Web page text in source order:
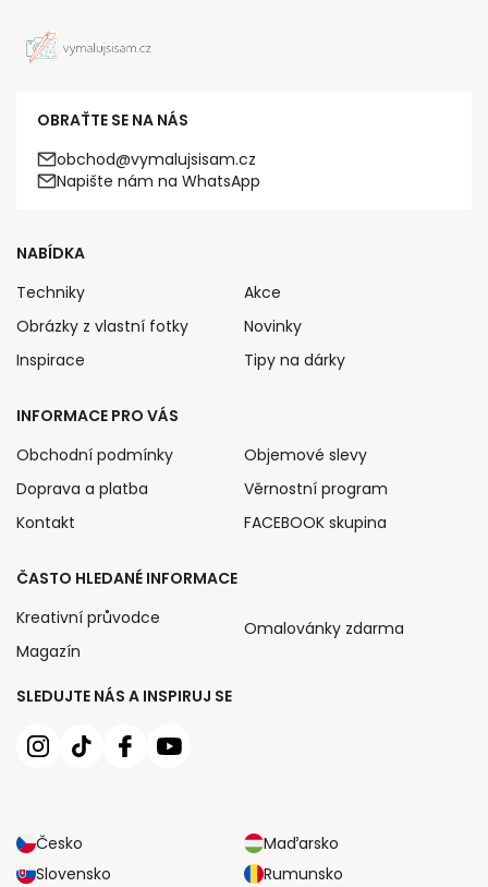
OBRAŤTE SE NA NÁS
obchod@vymalujsisam.cz
Napište nám na WhatsApp
SLEDUJTE NÁS A INSPIRUJ SE
Česko
Maďarsko
Slovensko
Rumunsko
NABÍDKA
Techniky
Obrázky z vlastní fotky
Inspirace
Akce
Novinky
Tipy na dárky
INFORMACE PRO VÁS
Obchodní podmínky
Doprava a platba
Kontakt
Objemové slevy
Věrnostní program
FACEBOOK skupina
ČASTO HLEDANÉ INFORMACE
Kreativní průvodce
Magazín
Omalovánky zdarma